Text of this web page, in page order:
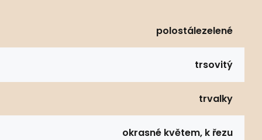
polostálezelené
trsovitý
trvalky
okrasné květem, k řezu